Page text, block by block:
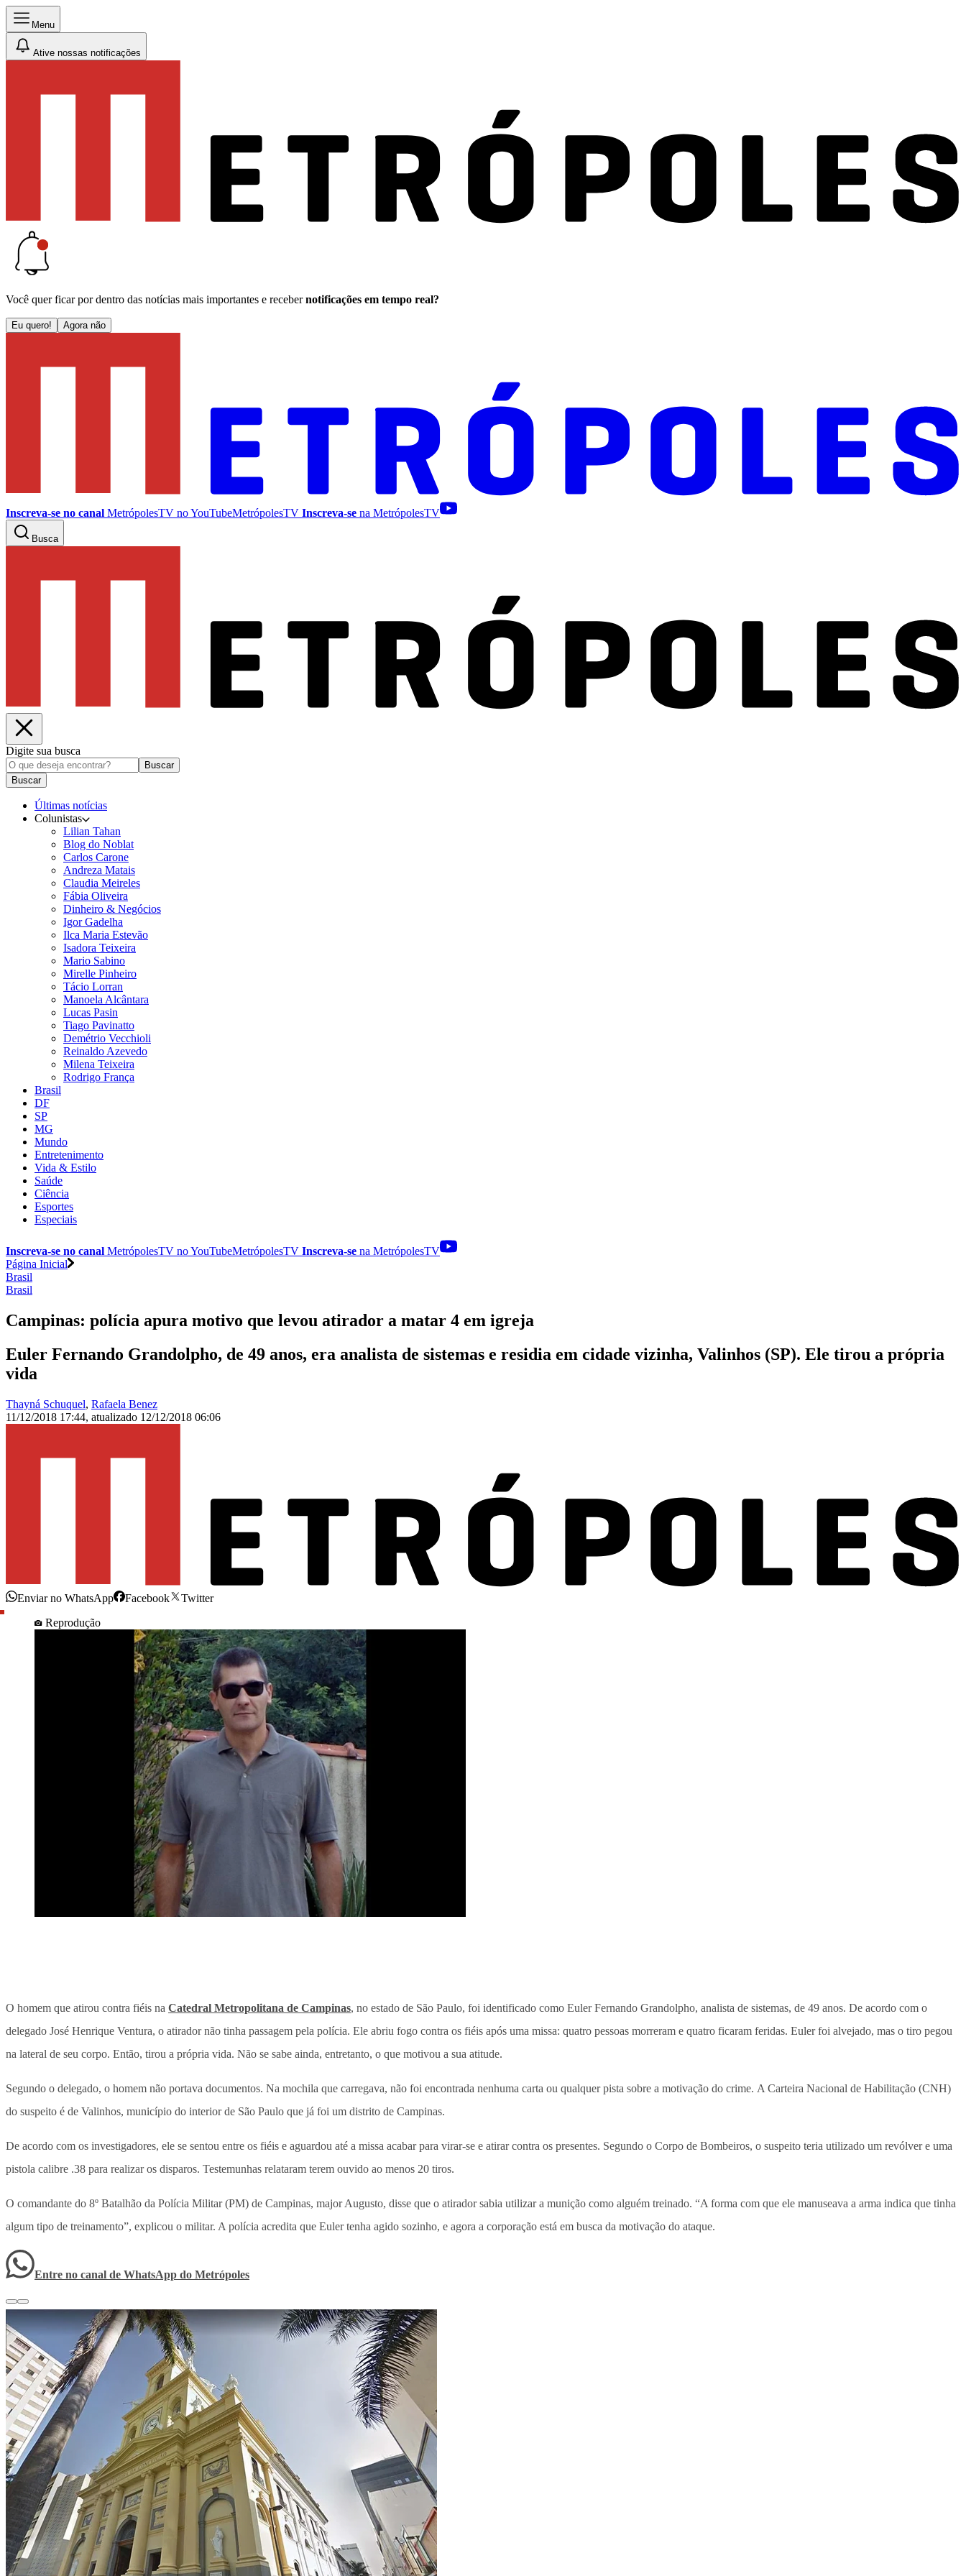
Menu
Ative nossas notificações
Você quer ficar por dentro das notícias mais importantes e receber notificações em tempo real?
Eu quero! Agora não
Inscreva-se no canal MetrópolesTV noYouTubeMetrópolesTV Inscreva-se na MetrópolesTV
Busca
Digite sua busca
Buscar
Buscar
Últimas notícias
Colunistas
Lilian Tahan
Blog do Noblat
Carlos Carone
Andreza Matais
Claudia Meireles
Fábia Oliveira
Dinheiro & Negócios
Igor Gadelha
Ilca Maria Estevão
Isadora Teixeira
Mario Sabino
Mirelle Pinheiro
Tácio Lorran
Manoela Alcântara
Lucas Pasin
Tiago Pavinatto
Demétrio Vecchioli
Reinaldo Azevedo
Milena Teixeira
Rodrigo França
Brasil
DF
SP
MG
Mundo
Entretenimento
Vida & Estilo
Saúde
Ciência
Esportes
Especiais
Inscreva-se no canal MetrópolesTV noYouTubeMetrópolesTV Inscreva-se na MetrópolesTV
Página Inicial
Brasil
Brasil
Campinas: polícia apura motivo que levou atirador a matar 4 em igreja
Euler Fernando Grandolpho, de 49 anos, era analista de sistemas e residia em cidade vizinha, Valinhos (SP). Ele tirou a própria
vida
Thayná Schuquel, Rafaela Benez
11/12/2018 17:44, atualizado 12/12/2018 06:06
Enviar no WhatsApp Facebook
Twitter
Reprodução
O homem que atirou contra fiéis na Catedral Metropolitana de Campinas, no estado de São Paulo, foi identificado como Euler Fernando Grandolpho, analista de sistemas, de 49 anos. De acordo com o
delegado José Henrique Ventura, o atirador não tinha passagem pela polícia. Ele abriu fogo contra os fiéis após uma missa: quatro pessoas morreram e quatro ficaram feridas. Euler foi alvejado, mas o tiro pegou
na lateral de seu corpo. Então, tirou a própria vida. Não se sabe ainda, entretanto, o que motivou a sua atitude.
Segundo o delegado, o homem não portava documentos. Na mochila que carregava, não foi encontrada nenhuma carta ou qualquer pista sobre a motivação do crime. A Carteira Nacional de Habilitação (CNH)
do suspeito é de Valinhos, município do interior de São Paulo que já foi um distrito de Campinas.
De acordo com os investigadores, ele se sentou entre os fiéis e aguardou até a missa acabar para virar-se e atirar contra os presentes. Segundo o Corpo de Bombeiros, o suspeito teria utilizado um revólver e uma
pistola calibre .38 para realizar os disparos. Testemunhas relataram terem ouvido ao menos 20 tiros.
O comandante do 8º Batalhão da Polícia Militar (PM) de Campinas, major Augusto, disse que o atirador sabia utilizar a munição como alguém treinado. “A forma com que ele manuseava a arma indica que tinha
algum tipo de treinamento”, explicou o militar. A polícia acredita que Euler tenha agido sozinho, e agora a corporação está em busca da motivação do ataque.
Entre no canal de WhatsApp do Metrópoles